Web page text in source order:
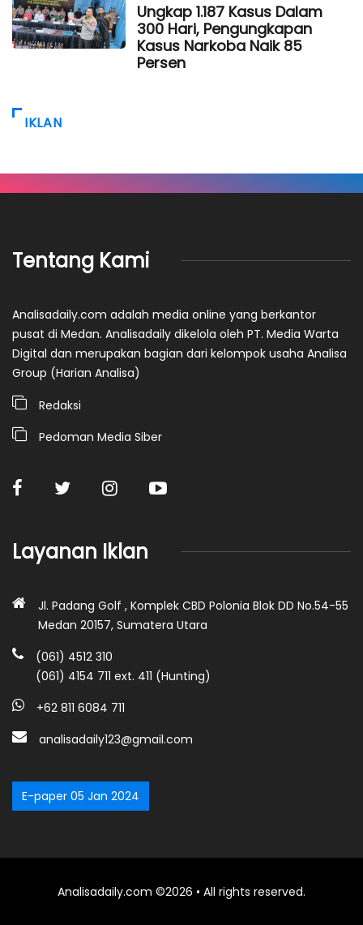
Ungkap 1.187 Kasus Dalam
300 Hari, Pengungkapan
Kasus Narkoba Naik 85
Persen
IKLAN
Tentang Kami
Analisadaily.com adalah media online yang berkantor
pusat di Medan. Analisadaily dikelola oleh PT. Media Warta
Digital dan merupakan bagian dari kelompok usaha Analisa
Group (Harian Analisa)
Redaksi
Pedoman Media Siber
Layanan Iklan
Jl. Padang Golf , Komplek CBD Polonia Blok DD No.54-55
Medan 20157, Sumatera Utara
(061) 4512 310
(061) 4154 711 ext. 411 (Hunting)
+62 811 6084 711
analisadaily123@gmail.com
E-paper 05 Jan 2024
Analisadaily.com ©2026 • All rights reserved.